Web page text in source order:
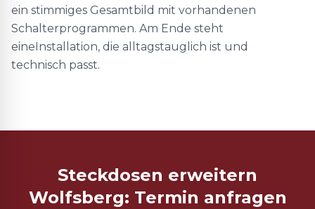
ein stimmiges Gesamtbild mit vorhandenen
Schalterprogrammen. Am Ende steht
eineInstallation, die alltagstauglich ist und
technisch passt.
Steckdosen erweitern
Wolfsberg: Termin anfragen